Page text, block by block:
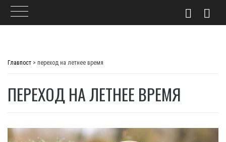
Главпост > переход на летнее время
ПЕРЕХОД НА ЛЕТНЕЕ ВРЕМЯ